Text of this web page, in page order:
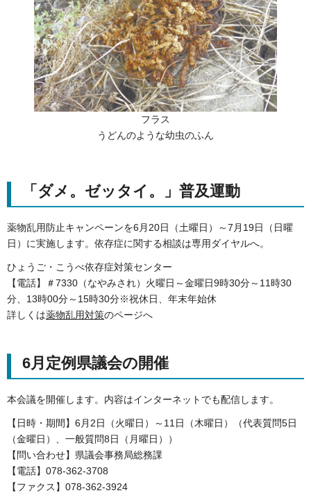
フラス
うどんのような幼虫のふん
「ダメ。ゼッタイ。」普及運動
薬物乱用防止キャンペーンを6月20日（土曜日）～7月19日（日曜
日）に実施します。依存症に関する相談は専用ダイヤルへ。
ひょうご・こうべ依存症対策センター
【電話】＃7330（なやみされ）火曜日～金曜日9時30分～11時30
分、13時00分～15時30分※祝休日、年末年始休
詳しくは薬物乱用対策のページへ
6月定例県議会の開催
本会議を開催します。内容はインターネットでも配信します。
【日時・期間】6月2日（火曜日）～11日（木曜日）（代表質問5日
（金曜日）、一般質問8日（月曜日））
【問い合わせ】県議会事務局総務課
【電話】078-362-3708
【ファクス】078-362-3924